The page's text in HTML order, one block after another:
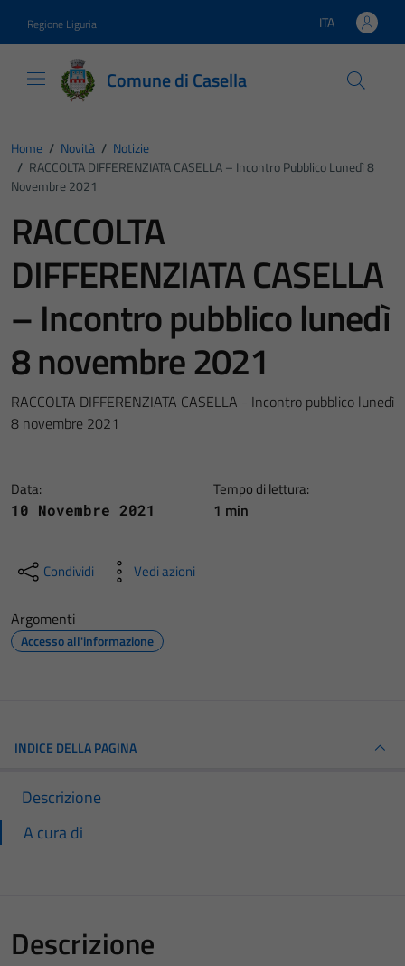
Regione Liguria Lingua attiva:
ITA
Comune di Casella
Home / Novità / Notizie
/ RACCOLTA DIFFERENZIATA CASELLA – Incontro Pubblico Lunedì 8
Novembre 2021
RACCOLTA
DIFFERENZIATA CASELLA
– Incontro pubblico lunedì
8 novembre 2021
RACCOLTA DIFFERENZIATA CASELLA - Incontro pubblico lunedì
8 novembre 2021
Data:
10 Novembre 2021
Tempo di lettura:
1 min
Condividi Vedi azioni
Argomenti
Accesso all'informazione
INDICE DELLA PAGINA
Descrizione
A cura di
Descrizione